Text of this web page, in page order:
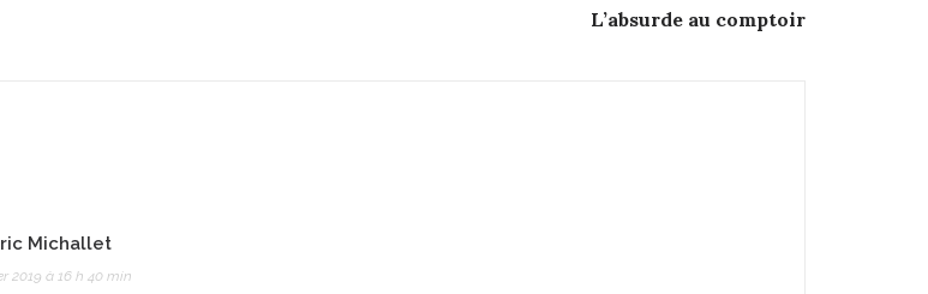
L’absurde au comptoir
Michallet
2019 à 16 h 40 min